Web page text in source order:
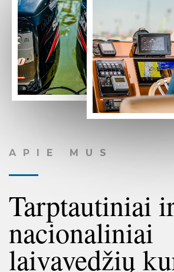
APIE MUS
Tarptautiniai
nacionaliniai
laivavedžių